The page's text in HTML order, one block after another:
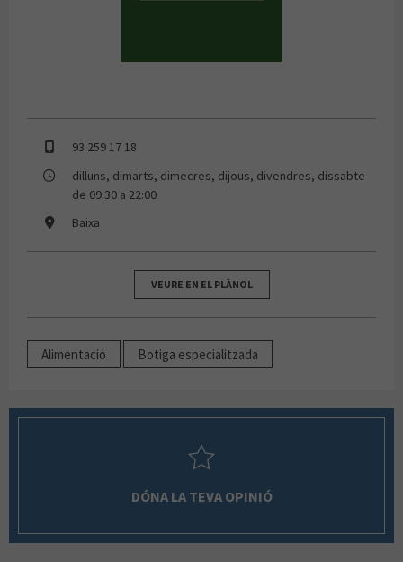
93 259 17 18
dilluns, dimarts, dimecres, dijous, divendres, dissabte
de 09:30 a 22:00
Baixa
VEURE EN EL PLÀNOL
Alimentació Botiga especialitzada
DÓNA LA TEVA OPINIÓ